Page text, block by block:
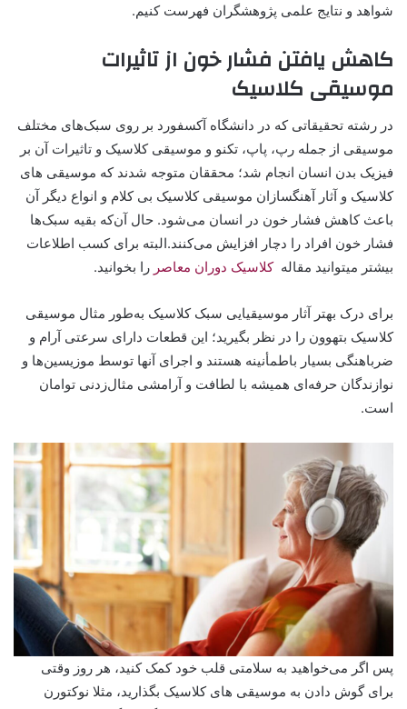
شواهد و نتایج علمی پژوهشگران فهرست کنیم.
کاهش یافتن فشار خون از تاثیرات
موسیقی کلاسیک
در رشته تحقیقاتی که در دانشگاه آکسفورد بر روی سبک‌های مختلف
موسیقی از جمله رپ، پاپ، تکنو و موسیقی کلاسیک و تاثیرات آن بر
فیزیک بدن انسان انجام شد؛ محققان متوجه شدند که موسیقی های
کلاسیک و آثار آهنگسازان موسیقی کلاسیک بی کلام و انواع دیگر آن
باعث کاهش فشار خون در انسان می‌شود. حال آن‌که بقیه سبک‌ها
فشار خون افراد را دچار افزایش می‌کنند.البته برای کسب اطلاعات
بیشتر میتوانید مقالهکلاسیک دوران معاصر را بخوانید.
برای درک بهتر آثار موسیقیایی سبک کلاسیک به‌طور مثال موسیقی
کلاسیک بتهوون را در نظر بگیرید؛ این قطعات دارای سرعتی آرام و
ضرباهنگی بسیار باطمأنینه هستند و اجرای آنها توسط موزیسین‌ها و
نوازندگان حرفه‌ای همیشه با لطافت و آرامشی مثال‌زدنی توامان
است.
پس اگر می‌خواهید به سلامتی قلب خود کمک کنید، هر روز وقتی
برای گوش دادن به موسیقی های کلاسیک بگذارید، مثلا نوکتورن